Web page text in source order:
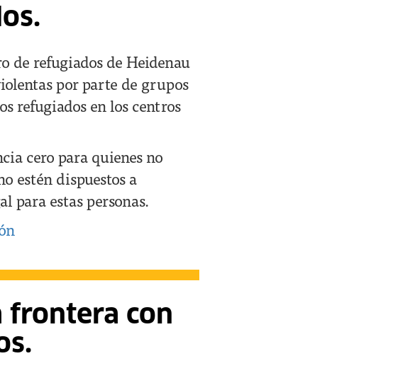
de refugiados de Heidenau
por parte de grupos
refugiados en los centros
cero para quienes no
estén dispuestos a
para estas personas.
frontera con